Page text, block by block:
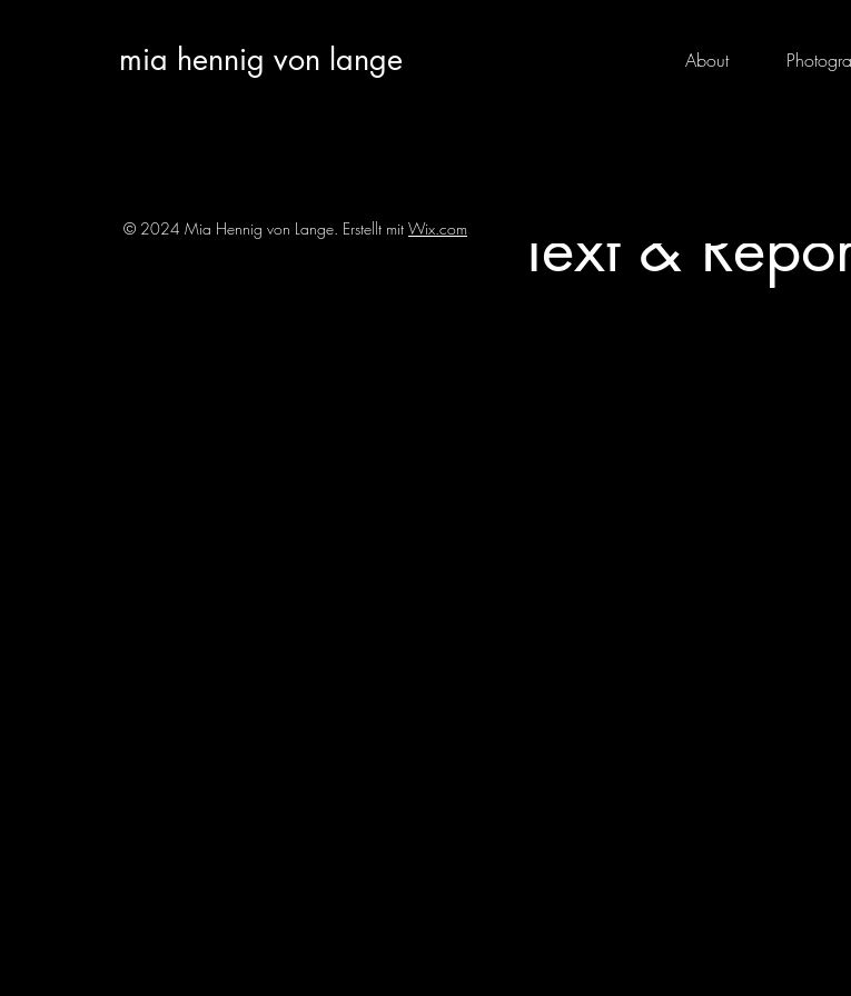
mia hennig von lange About
Text &
© 2024 Mia Hennig von Lange. Erstellt mit Wix.com